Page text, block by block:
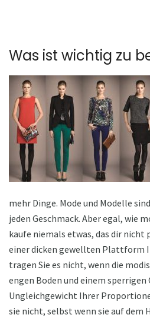
Was ist wichtig zu
mehr Dinge. Mode und Modelle
jeden Geschmack. Aber egal, wie
kaufe niemals etwas, das dir nicht
einer dicken gewellten Plattform
tragen Sie es nicht, wenn die
engen Boden und einem sperrigen
Ungleichgewicht Ihrer
sie nicht, selbst wenn sie auf